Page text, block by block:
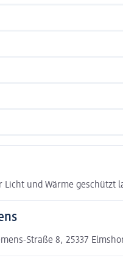
Licht und Wärme geschützt
Straße 8, 25337